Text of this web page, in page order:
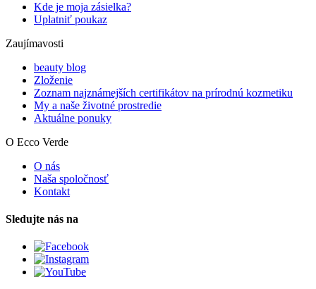
Kde je moja zásielka?
Uplatniť poukaz
Zaujímavosti
beauty blog
Zloženie
Zoznam najznámejších certifikátov na prírodnú kozmetiku
My a naše životné prostredie
Aktuálne ponuky
O Ecco Verde
O nás
Naša spoločnosť
Kontakt
Sledujte nás na